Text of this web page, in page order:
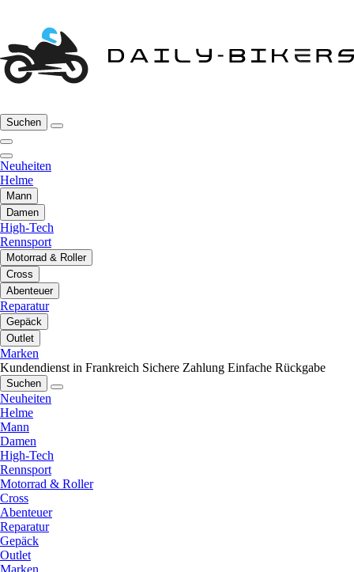
Suchen
Neuheiten
Helme
Mann
Damen
High-Tech
Rennsport
Motorrad & Roller
Cross
Abenteuer
Reparatur
Gepäck
Outlet
Marken
Kundendienst in Frankreich Sichere Zahlung Einfache Rückgabe
Suchen
Neuheiten
Helme
Mann
Damen
High-Tech
Rennsport
Motorrad & Roller
Cross
Abenteuer
Reparatur
Gepäck
Outlet
Marken